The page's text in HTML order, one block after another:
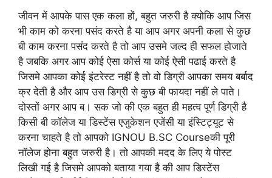
जीवन में आपके पास एक कला हों, बहुत जरुरी है क्योकि आप जिस
भी काम को करना पसंद करते है या आप अगर अपनी कला से कुछ
बी काम करना पसंद करते है तो आप उसमे जल्द ही सफल होजाते
है जबकि अगर आप कोई ऐसा कोर्स या कोई ऐसी पढाई करते है
जिसमे आपका कोई इंटरेस्ट नहीं है तो वो डिग्री आपका समय बर्बाद
क्र देती है और आप उस डिग्री से कुछ बी फायदा नहीं ले पाते।
दोस्तों अगर आप ब। सक जो की एक बहुत ही महत्व पूर्ण डिग्री है
किसी बी कॉलेज या डिस्टेंस एजुकेशन एजेंसी या इंस्टिट्यूट से
करना चाहते है तो आपको IGNOU B.SC Courseकी पूरी
नॉलेज होना बहुत जरुरी है। तो आपकी मदद के लिए ये पोस्ट
लिखी गई है जिसमे आपको बताया गया है की आप डिस्टेंस